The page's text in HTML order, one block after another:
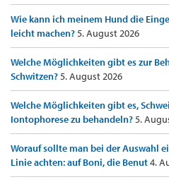
Wie kann ich meinem Hund die
leicht machen?5. August 2026
Welche Möglichkeiten gibt es zur
Schwitzen?5. August 2026
Welche Möglichkeiten gibt es,
Iontophorese zu behandeln?5.
Worauf sollte man bei der Auswahl
Linie achten: auf Boni, die Benut4.